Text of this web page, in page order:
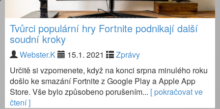
Tvůrci populární hry Fortnite podnikají další
soudní kroky
Webster.K 15.1. 2021
Zprávy
Určitě si vzpomenete, když na konci srpna minulého roku
došlo ke smazání Fortnite z Google Play a Apple App
Store. Vše bylo způsobeno porušením... [ pokračovat ve
čtení ]